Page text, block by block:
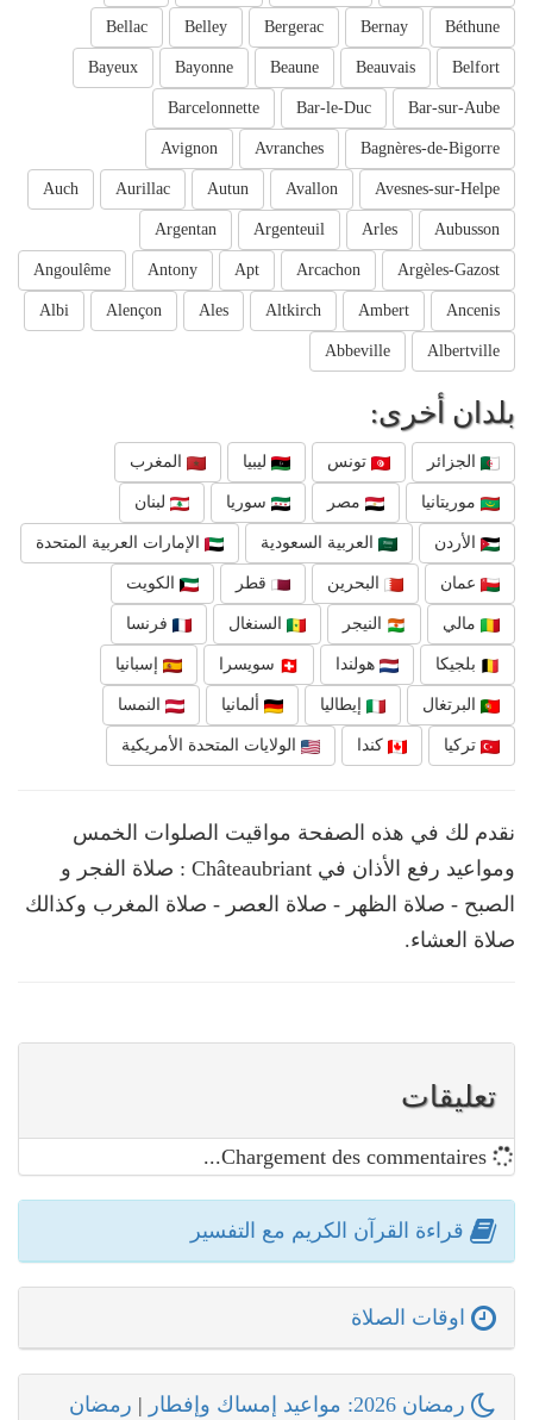
Béthune
Bernay
Bergerac
Belley
Bellac
Belfort
Beauvais
Beaune
Bayonne
Bayeux
Bar-sur-Aube
Bar-le-Duc
Barcelonnette
Bagnères-de-Bigorre
Avranches
Avignon
Avesnes-sur-Helpe
Avallon
Autun
Aurillac
Auch
Aubusson
Arles
Argenteuil
Argentan
Argèles-Gazost
Arcachon
Apt
Antony
Angoulême
Ancenis
Ambert
Altkirch
Ales
Alençon
Albi
Albertville
Abbeville
بلدان أخرى:
الجزائر تونس ليبيا المغرب
موريتانيا مصر سوريا لبنان
الأردن العربية السعودية الإمارات العربية المتحدة
عمان البحرين قطر الكويت
مالي النيجر السنغال فرنسا
بلجيكا هولندا سويسرا إسبانيا
البرتغال إيطاليا ألمانيا النمسا
تركيا كندا الولايات المتحدة الأمريكية
نقدم لك في هذه الصفحة مواقيت الصلوات الخمس
ومواعيد رفع الأذان في Châteaubriant : صلاة الفجر و
الصبح - صلاة الظهر - صلاة العصر - صلاة المغرب وكذالك
صلاة العشاء.
تعليقات
قراءة القرآن الكريم مع التفسير
اوقات الصلاة
رمضان 2026: مواعيد إمساك وإفطار | رمضان